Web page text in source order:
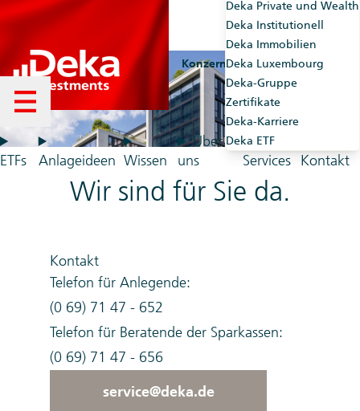
Konzernseiten
Deka Private und Wealth
Deka Institutionell
Deka Immobilien
Deka Luxembourg
Deka-Gruppe
Zertifikate
Deka-Karriere
Deka ETF
Market-Maker
Menü öffnen
ETFs Anlageideen Wissen
Über
uns
Services Kontakt
Wir sind für Sie da.
Kontakt
Telefon für Anlegende:
(0 69) 71 47 - 652
Telefon für Beratende der Sparkassen:
(0 69) 71 47 - 656
service@deka.de